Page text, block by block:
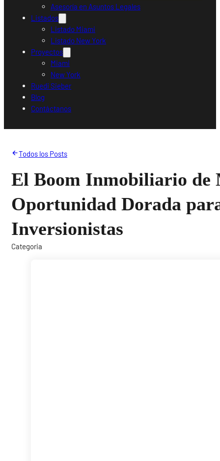
Asesoría en Asuntos Legales
Listados
Listado Miami
Listado New York
Proyectos
Miami
New York
Ruedi Sieber
Blog
Contáctanos
Todos los Posts
El Boom Inmobiliario de
Oportunidad Dorada
Inversionistas
Categoria